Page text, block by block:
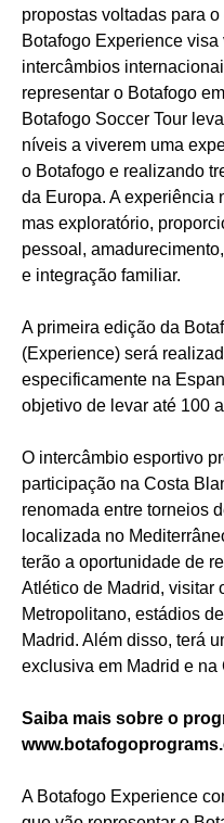
propostas voltadas para
Botafogo Experience
intercâmbios
representar o Botafogo
Botafogo Soccer Tour
níveis a viverem uma
o Botafogo e realizando
da Europa. A experiência
mas exploratório,
pessoal,
e integração familiar.
A primeira edição da
(Experience) será
especificamente na
objetivo de levar até 100
O intercâmbio esportivo
participação na Costa
renomada entre torneios
localizada no
terão a oportunidade de
Atlético de Madrid, visitar
Metropolitano, estádios
Madrid. Além disso, terá
exclusiva em Madrid e na
Saiba mais sobre o
A Botafogo Experience